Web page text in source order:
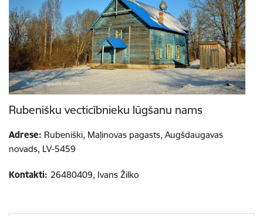
Rubenišku vecticībnieku lūgšanu nams
Adrese: Rubeniški, Maļinovas pagasts, Augšdaugavas
novads, LV-5459
Kontakti: 26480409, Ivans Žilko